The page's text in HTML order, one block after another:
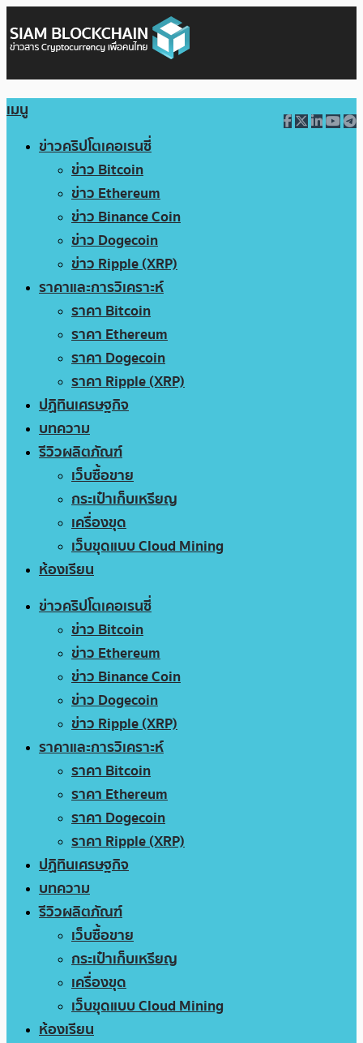
เมนู
ข่าวคริปโตเคอเรนซี่
ข่าว Bitcoin
ข่าว Ethereum
ข่าว Binance Coin
ข่าว Dogecoin
ข่าว Ripple (XRP)
ราคาและการวิเคราะห์
ราคา Bitcoin
ราคา Ethereum
ราคา Dogecoin
ราคา Ripple (XRP)
ปฏิทินเศรษฐกิจ
บทความ
รีวิวผลิตภัณฑ์
เว็บซื้อขาย
กระเป๋าเก็บเหรียญ
เครื่องขุด
เว็บขุดแบบ Cloud Mining
ห้องเรียน
ข่าวคริปโตเคอเรนซี่
ข่าว Bitcoin
ข่าว Ethereum
ข่าว Binance Coin
ข่าว Dogecoin
ข่าว Ripple (XRP)
ราคาและการวิเคราะห์
ราคา Bitcoin
ราคา Ethereum
ราคา Dogecoin
ราคา Ripple (XRP)
ปฏิทินเศรษฐกิจ
บทความ
รีวิวผลิตภัณฑ์
เว็บซื้อขาย
กระเป๋าเก็บเหรียญ
เครื่องขุด
เว็บขุดแบบ Cloud Mining
ห้องเรียน